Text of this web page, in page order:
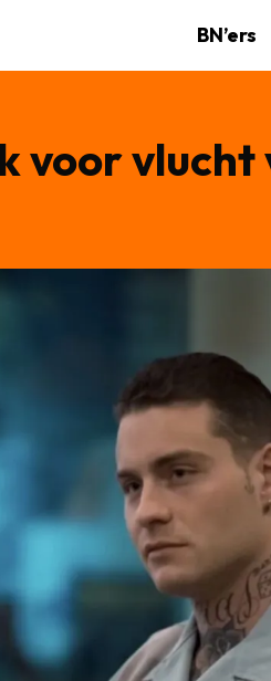
BN’ers
voor vlucht